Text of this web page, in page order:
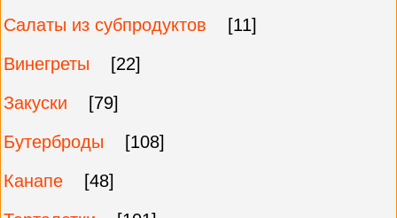
Салаты из субпродуктов
[11]
Винегреты
[22]
Закуски
[79]
Бутерброды
[108]
Канапе
[48]